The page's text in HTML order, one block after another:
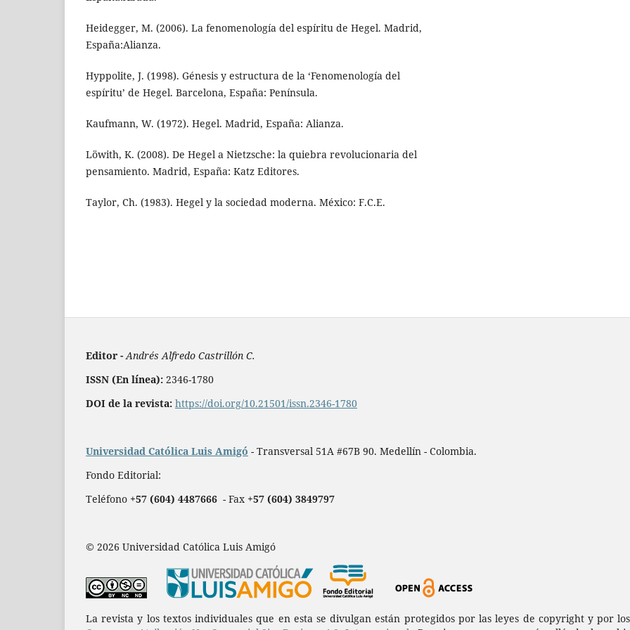
Heidegger, M. (2006). La fenomenología del espíritu de Hegel. Madrid,
España:Alianza.
Hyppolite, J. (1998). Génesis y estructura de la ‘Fenomenología del
espíritu’ de Hegel. Barcelona, España: Península.
Kaufmann, W. (1972). Hegel. Madrid, España: Alianza.
Löwith, K. (2008). De Hegel a Nietzsche: la quiebra revolucionaria del
pensamiento. Madrid, España: Katz Editores.
Taylor, Ch. (1983). Hegel y la sociedad moderna. México: F.C.E.
Editor - Andrés Alfredo Castrillón C.
ISSN (En línea): 2346-1780
DOI de la revista: https://doi.org/10.21501/issn.2346-1780
Universidad Católica Luis Amigó - Transversal 51A #67B 90. Medellín - Colombia.
Fondo Editorial:
Teléfono +57 (604) 4487666 - Fax +57 (604) 3849797
© 2026 Universidad Católica Luis Amigó
La revista y los textos individuales que en esta se divulgan están protegidos por las leyes de copyright y por